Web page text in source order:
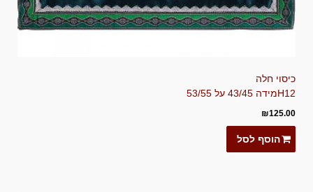
כיסוי חלה
H12מידה 43/45 על 53/55
₪125.00
הוסף לסל